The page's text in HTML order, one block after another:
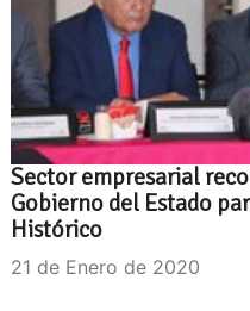
Sector empresarial
Gobierno del Estado
Histórico
21 de Enero de 2020